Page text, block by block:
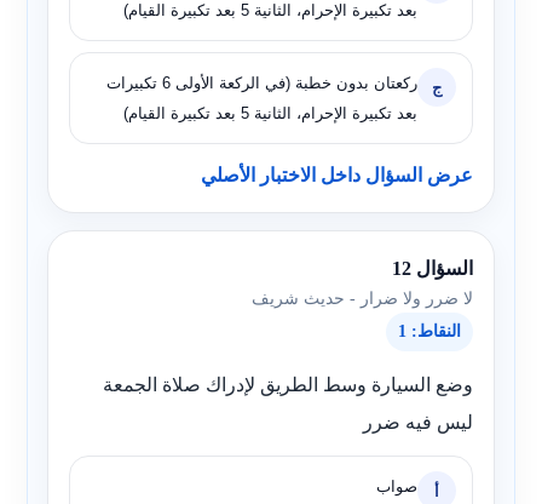
بعد تكبيرة الإحرام، الثانية 5 بعد تكبيرة القيام)
ج
ركعتان بدون خطبة (في الركعة الأولى 6 تكبيرات
بعد تكبيرة الإحرام، الثانية 5 بعد تكبيرة القيام)
عرض السؤال داخل الاختبار الأصلي
السؤال 12
لا ضرر ولا ضرار - حديث شريف
النقاط: 1
وضع السيارة وسط الطريق لإدراك صلاة الجمعة
ليس فيه ضرر
أ صواب